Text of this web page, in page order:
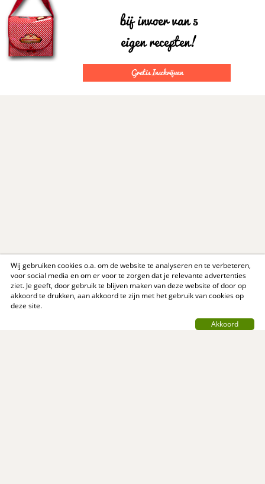
Wij gebruiken cookies o.a. om de website te analyseren en te verbeteren,
voor social media en om er voor te zorgen dat je relevante advertenties
ziet. Je geeft, door gebruik te blijven maken van deze website of door op
akkoord te drukken, aan akkoord te zijn met het gebruik van cookies op
deze site.
Akkoord
bij invoer van 5
eigen recepten!
Gratis Inschrijven